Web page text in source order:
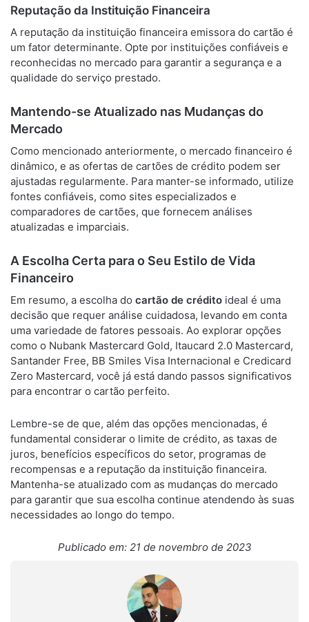
Reputação da Instituição Financeira
A reputação da instituição financeira emissora do cartão é
um fator determinante. Opte por instituições confiáveis e
reconhecidas no mercado para garantir a segurança e a
qualidade do serviço prestado.
Mantendo-se Atualizado nas Mudanças do
Mercado
Como mencionado anteriormente, o mercado financeiro é
dinâmico, e as ofertas de cartões de crédito podem ser
ajustadas regularmente. Para manter-se informado, utilize
fontes confiáveis, como sites especializados e
comparadores de cartões, que fornecem análises
atualizadas e imparciais.
A Escolha Certa para o Seu Estilo de Vida
Financeiro
Em resumo, a escolha do cartão de crédito ideal é uma
decisão que requer análise cuidadosa, levando em conta
uma variedade de fatores pessoais. Ao explorar opções
como o Nubank Mastercard Gold, Itaucard 2.0 Mastercard,
Santander Free, BB Smiles Visa Internacional e Credicard
Zero Mastercard, você já está dando passos significativos
para encontrar o cartão perfeito.
Lembre-se de que, além das opções mencionadas, é
fundamental considerar o limite de crédito, as taxas de
juros, benefícios específicos do setor, programas de
recompensas e a reputação da instituição financeira.
Mantenha-se atualizado com as mudanças do mercado
para garantir que sua escolha continue atendendo às suas
necessidades ao longo do tempo.
Publicado em: 21 de novembro de 2023